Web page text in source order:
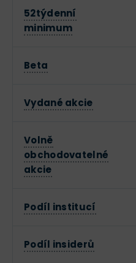
52týdenní
minimum
Beta
Vydané akcie
Volně
obchodovatelné
akcie
Podíl institucí
Podíl insiderů